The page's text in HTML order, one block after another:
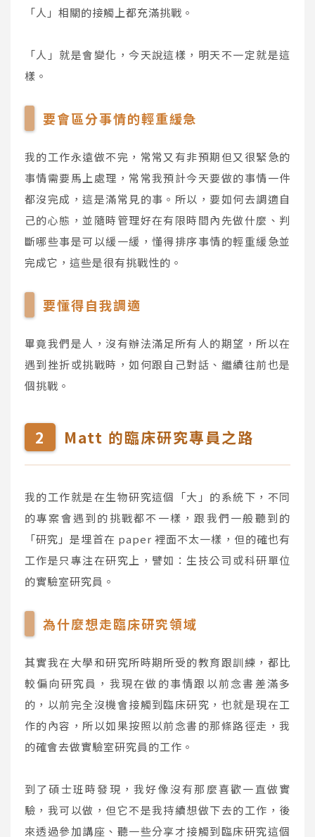
「人」相關的接觸上都充滿挑戰。
「人」就是會變化，今天說這樣，明天不一定就是這
樣。
要會區分事情的輕重緩急
我的工作永遠做不完，常常又有非預期但又很緊急的
事情需要馬上處理，常常我預計今天要做的事情一件
都沒完成，這是滿常見的事。所以，要如何去調適自
己的心態，並隨時管理好在有限時間內先做什麼、判
斷哪些事是可以緩一緩，懂得排序事情的輕重緩急並
完成它，這些是很有挑戰性的。
要懂得自我調適
畢竟我們是人，沒有辦法滿足所有人的期望，所以在
遇到挫折或挑戰時，如何跟自己對話、繼續往前也是
個挑戰。
Matt 的臨床研究專員之路
我的工作就是在生物研究這個「大」的系統下，不同
的專案會遇到的挑戰都不一樣，跟我們一般聽到的
「研究」是埋首在 paper 裡面不太一樣，但的確也有
工作是只專注在研究上，譬如：生技公司或科研單位
的實驗室研究員。
為什麼想走臨床研究領域
其實我在大學和研究所時期所受的教育跟訓練，都比
較偏向研究員，我現在做的事情跟以前念書差滿多
的，以前完全沒機會接觸到臨床研究，也就是現在工
作的內容，所以如果按照以前念書的那條路徑走，我
的確會去做實驗室研究員的工作。
到了碩士班時發現，我好像沒有那麼喜歡一直做實
驗，我可以做，但它不是我持續想做下去的工作，後
來透過參加講座、聽一些分享才接觸到臨床研究這個